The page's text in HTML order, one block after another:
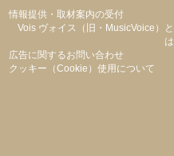
情報提供・取材案内の受付
Vois ヴォイス（旧・MusicVoice）と
は
広告に関するお問い合わせ
クッキー（cookie）使用について